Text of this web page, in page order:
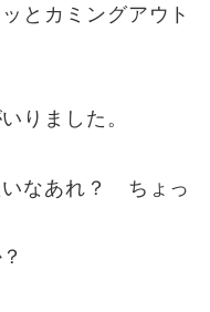
とカミングアウト
りました。
いなあれ？ ちょっ